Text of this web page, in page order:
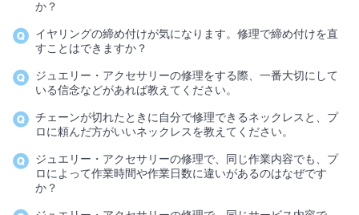
か？
イヤリングの締め付けが気になります。修理で締め付けを直
すことはできますか？
ジュエリー・アクセサリーの修理をする際、一番大切にして
いる信念などがあれば教えてください。
チェーンが切れたときに自分で修理できるネックレスと、プ
ロに頼んだ方がいいネックレスを教えてください。
ジュエリー・アクセサリーの修理で、同じ作業内容でも、プ
ロによって作業時間や作業日数に違いがあるのはなぜです
か？